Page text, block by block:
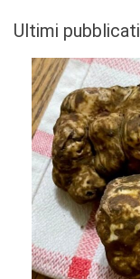
Ultimi pubblicati